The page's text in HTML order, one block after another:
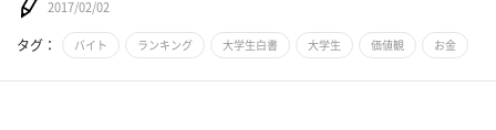
2017/02/02
タグ： バイト ランキング 大学生白書 大学生 価値観 お金